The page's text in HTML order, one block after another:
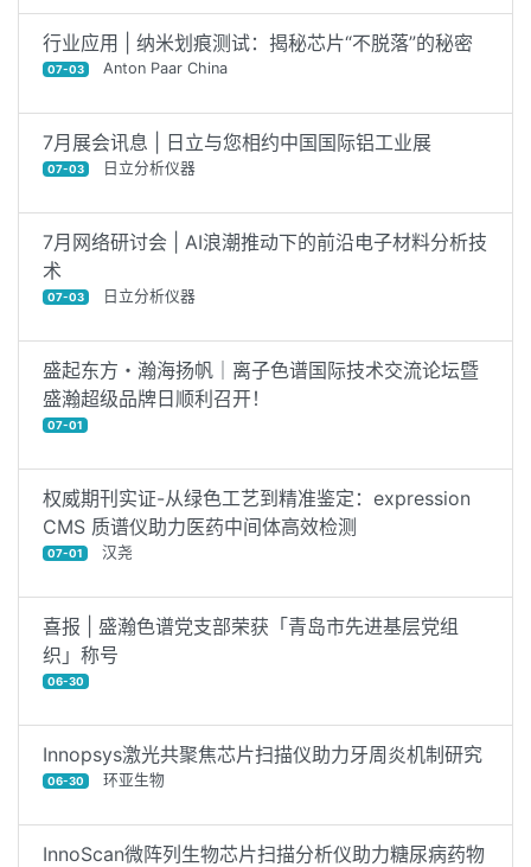
行业应用 | 纳米划痕测试：揭秘芯片“不脱落”的秘密
07-03 Anton Paar China
7月展会讯息 | 日立与您相约中国国际铝工业展
07-03 日立分析仪器
7月网络研讨会 | AI浪潮推动下的前沿电子材料分析技
术
07-03 日立分析仪器
盛起东方・瀚海扬帆｜离子色谱国际技术交流论坛暨
盛瀚超级品牌日顺利召开！
07-01
权威期刊实证-从绿色工艺到精准鉴定：expression
CMS 质谱仪助力医药中间体高效检测
07-01 汉尧
喜报 | 盛瀚色谱党支部荣获「青岛市先进基层党组
织」称号
06-30
Innopsys激光共聚焦芯片扫描仪助力牙周炎机制研究
06-30 环亚生物
InnoScan微阵列生物芯片扫描分析仪助力糖尿病药物